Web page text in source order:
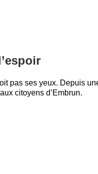
pas ses yeux. Depuis
citoyens d’Embrun.